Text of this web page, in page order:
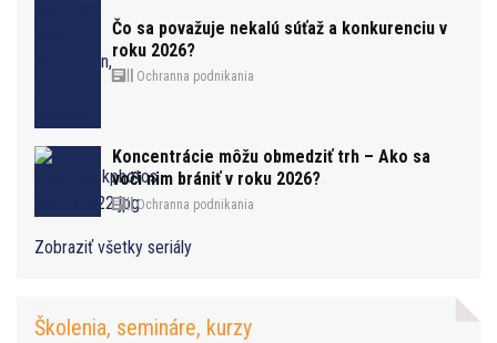
Čo sa považuje nekalú súťaž a konkurenciu v
roku 2026?
Ochranna podnikania
Koncentrácie môžu obmedziť trh – Ako sa
voči nim brániť v roku 2026?
Ochranna podnikania
Zobraziť všetky seriály
Školenia, semináre, kurzy